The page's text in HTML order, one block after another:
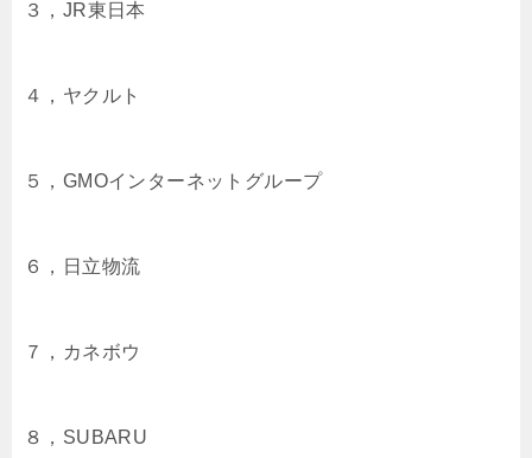
３，JR東日本
４，ヤクルト
５，GMOインターネットグループ
６，日立物流
７，カネボウ
８，SUBARU